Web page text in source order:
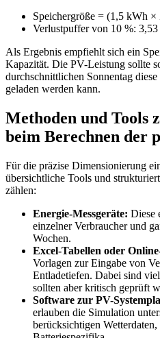
Speichergröße = (1,5 kWh
Verlustpuffer von 10 %:
Als Ergebnis empfiehlt sich ein
Kapazität. Die PV-Leistung sollte
durchschnittlichen Sonnentag
geladen werden kann.
Methoden und Tools
beim Berechnen der
Für die präzise Dimensionierung
übersichtliche Tools und
zählen:
Energie-Messgeräte: Diese
einzelner Verbraucher und
Wochen.
Excel-Tabellen oder
Vorlagen zur Eingabe von
Entladetiefen. Dabei sind
sollten aber kritisch geprüft
Software zur PV-
erlauben die Simulation
berücksichtigen